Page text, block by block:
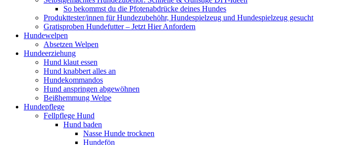
So bekommst du die Pfotenabdrücke deines Hundes
Produkttester/innen für Hundezubehöhr, Hundespielzeug und Hundespielzeug gesucht
Gratisproben Hundefutter – Jetzt Hier Anfordern
Hundewelpen
Absetzen Welpen
Hundeerziehung
Hund klaut essen
Hund knabbert alles an
Hundekommandos
Hund anspringen abgewöhnen
Beißhemmung Welpe
Hundepflege
Fellpflege Hund
Hund baden
Nasse Hunde trocknen
Hundefön